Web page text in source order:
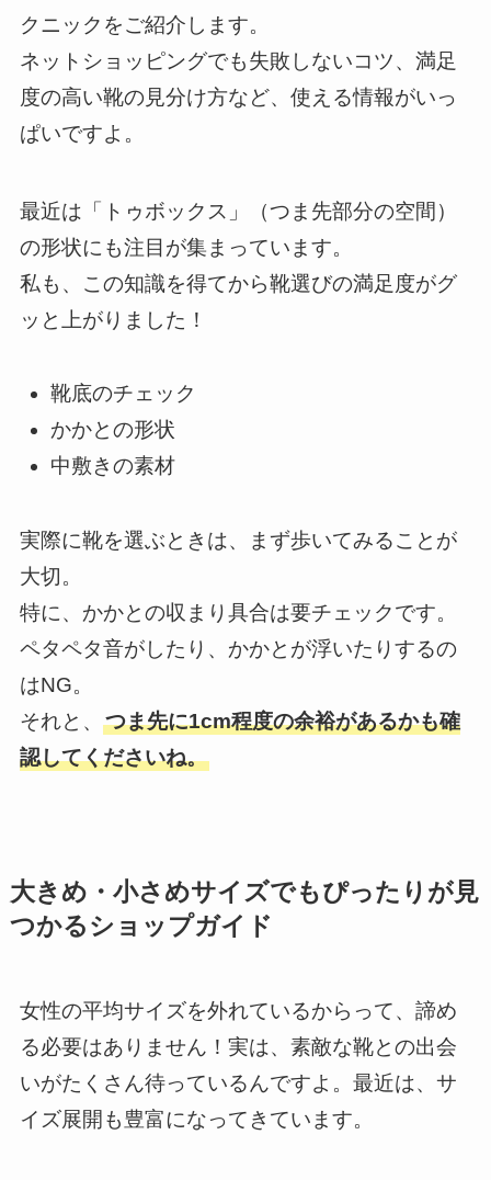
クニックをご紹介します。
ネットショッピングでも失敗しないコツ、満足
度の高い靴の見分け方など、使える情報がいっ
ぱいですよ。
最近は「トゥボックス」（つま先部分の空間）
の形状にも注目が集まっています。
私も、この知識を得てから靴選びの満足度がグ
ッと上がりました！
靴底のチェック
かかとの形状
中敷きの素材
実際に靴を選ぶときは、まず歩いてみることが
大切。
特に、かかとの収まり具合は要チェックです。
ペタペタ音がしたり、かかとが浮いたりするの
はNG。
それと、 つま先に1cm程度の余裕があるかも確
認してくださいね。
大きめ・小さめサイズでもぴったりが見
つかるショップガイド
女性の平均サイズを外れているからって、諦め
る必要はありません！実は、素敵な靴との出会
いがたくさん待っているんですよ。最近は、サ
イズ展開も豊富になってきています。